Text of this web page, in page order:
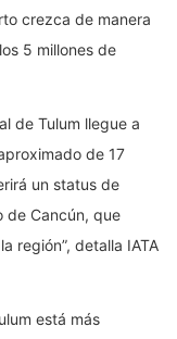
crezca de manera
5 millones de
de Tulum llegue a
de 17
un status de
de Cancún, que
región”, detalla IATA
está más